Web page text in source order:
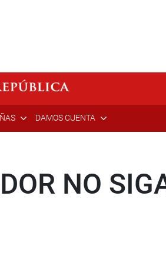
DAMOS CUENTA
NO